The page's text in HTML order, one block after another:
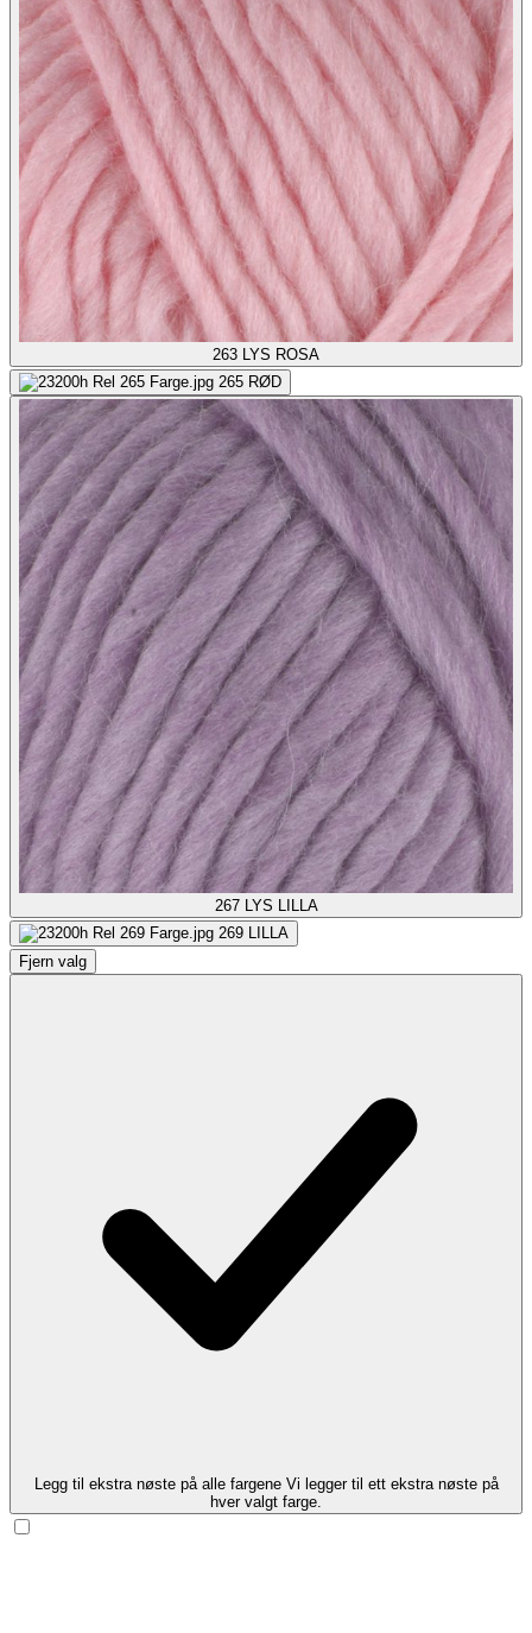
263 LYS ROSA
265 RØD
267 LYS LILLA
269 LILLA
Fjern valg
Legg til ekstra nøste på alle fargene Vi legger til ett ekstra nøste på
hver valgt farge.